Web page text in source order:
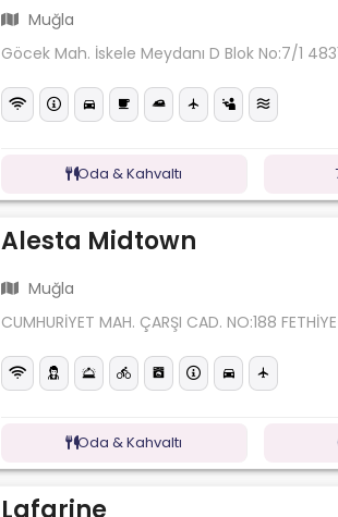
Muğla
Göcek Mah. İskele Meydanı D Blok No:7/1
Oda & Kahvaltı
Alesta Midtown
Muğla
CUMHURİYET MAH. ÇARŞI CAD. NO:188 FETHİYE
Oda & Kahvaltı
Lafarine